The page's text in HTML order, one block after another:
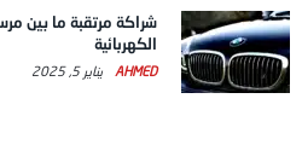
شراكة مرتقبة ما بين
الكهربائية
AHMED يناير 5, 2025